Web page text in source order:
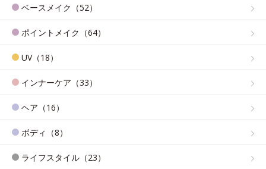
ベースメイク（52）
ポイントメイク（64）
UV（18）
インナーケア（33）
ヘア（16）
ボディ（8）
ライフスタイル（23）